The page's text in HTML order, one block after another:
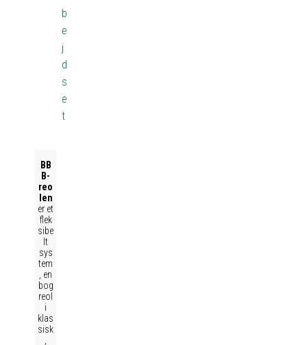
b
e
j
d
s
e
t
BB
B-
reo
len
er et
flek
sibe
lt
sys
tem
, en
bog
reol
i
klas
sisk